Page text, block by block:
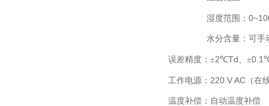
湿度范围：
水分含量：可手
误差精度：±2℃Td、±0.1
工作电源： 220 V AC （在
温度补偿：自动温度补偿